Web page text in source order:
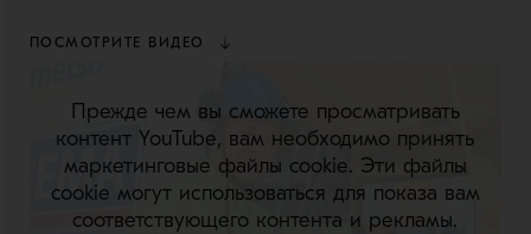
ПОСМОТРИТЕ ВИДЕО
Прежде чем вы сможете просматривать
контент YouTube, вам необходимо принять
маркетинговые файлы cookie. Эти файлы
cookie могут использоваться для показа вам
соответствующего контента и рекламы.